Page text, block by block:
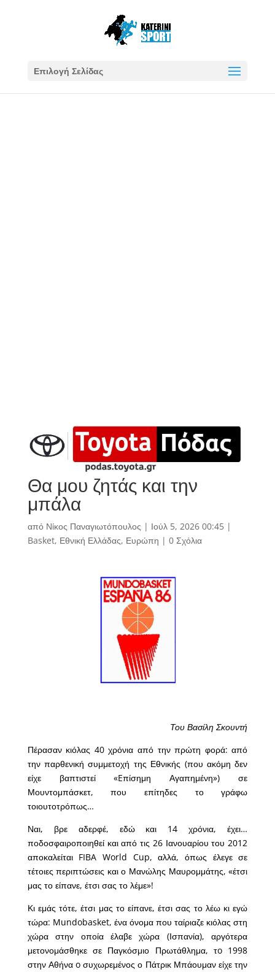
Επιλογή Σελίδας
Θα μου ζητάς και την
μπάλα
από Νίκος Παναγιωτόπουλος | Ιούλ 5, 2026 00:45|
Basket, Εθνική Ελλάδας, Ευρώπη | 0 Σχόλια
Του Βασίλη Σκουντή
Πέρασαν κιόλας 40 χρόνια από την πρώτη φορά: από
την παρθενική συμμετοχή της Εθνικής (που ακόμη δεν
είχε βαπτιστεί «Eπίσημη Αγαπημένη») σε
Μουντομπάσκετ, που επίτηδες το γράφω
τοιουτοτρόπως…
Ναι, βρε αδερφέ, εδώ και 14 χρόνια, έχει…
ποδοσφαιροποιηθεί και από τις 26 Ιανουαρίου του 2012
αποκαλείται FIBA World Cup, αλλά, όπως έλεγε σε
τέτοιες περιπτώσεις και ο Μανώλης Μαυρομμάτης, «έτσι
μας το είπανε, έτσι σας το λέμε»!
Κι εμάς τότε, έτσι μας το είπανε, έτσι σας το λέω κι εγώ
τώρα: Mundobasket, ένα όνομα που ταίριαζε κιόλας στη
χώρα στην οποία έλαβε χώρα (Ισπανία), αργότερα
μετονομάσθηκε σε Παγκόσμιο Πρωτάθλημα, τo 1998
στην Αθήνα o συχωρεμένος ο Πάτρικ Μπάουμαν είχε την